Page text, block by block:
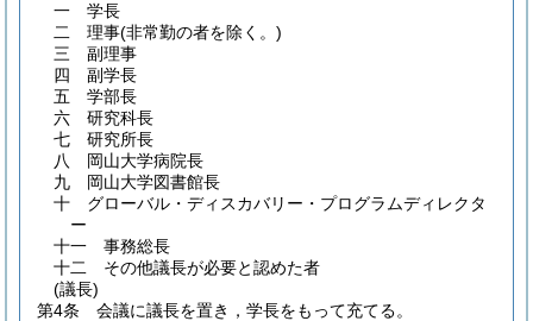
一
学長
二
理事(非常勤の者を除く。)
三
副理事
四
副学長
五
学部長
六
研究科長
七
研究所長
八
岡山大学病院長
九
岡山大学図書館長
十
グローバル・ディスカバリー・プログラムディレクタ
ー
十一
事務総長
十二
その他議長が必要と認めた者
(議長)
第4条
会議に議長を置き，学長をもって充てる。